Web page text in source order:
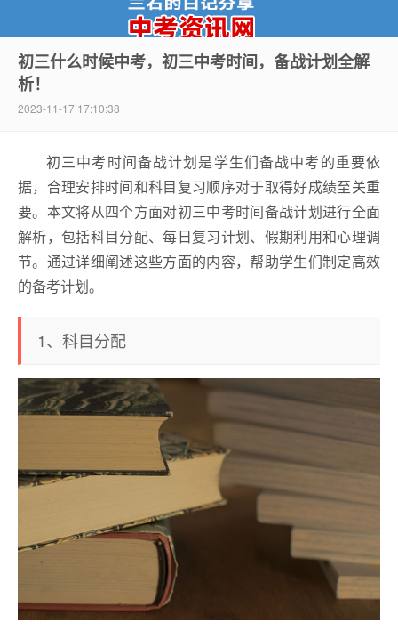
中考资讯网
初三什么时候中考，初三中考时间，备战计划全解
析！
2023-11-17 17:10:38
初三中考时间备战计划是学生们备战中考的重要依
据，合理安排时间和科目复习顺序对于取得好成绩至关重
要。本文将从四个方面对初三中考时间备战计划进行全面
解析，包括科目分配、每日复习计划、假期利用和心理调
节。通过详细阐述这些方面的内容，帮助学生们制定高效
的备考计划。
1、科目分配